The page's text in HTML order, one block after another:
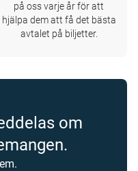
på oss varje år för att
hjälpa dem att få det bästa
avtalet på biljetter.
om